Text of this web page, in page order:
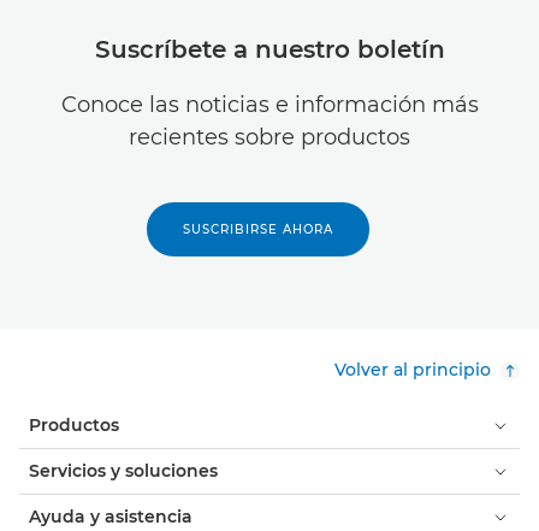
Suscríbete a nuestro boletín
Conoce las noticias e información más
recientes sobre productos
SUSCRIBIRSE AHORA
Volver al principio
Productos
Servicios y soluciones
Ayuda y asistencia